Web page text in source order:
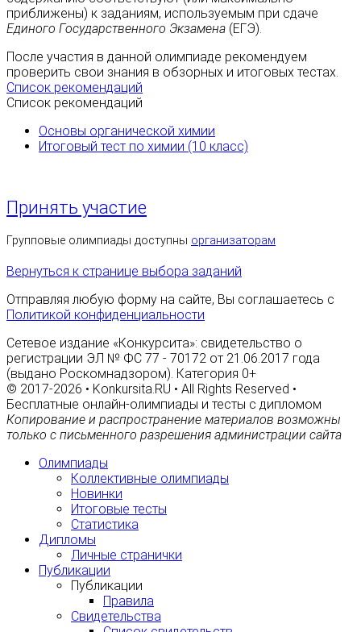
приближены) к заданиям, используемым при сдаче
Единого Государственного Экзамена (ЕГЭ).
После участия в данной олимпиаде рекомендуем
проверить свои знания в обзорных и итоговых тестах.
Список рекомендаций
Список рекомендаций
Основы органической химии
Итоговый тест по химии (10 класс)
Принять участие
Групповые олимпиады доступны организаторам
Вернуться к странице выбора заданий
Отправляя любую форму на сайте, Вы соглашаетесь с
Политикой конфиденциальности
Сетевое издание «Конкурсита»: свидетельство о
регистрации ЭЛ № ФС 77 - 70172 от 21.06.2017 года
(выдано Роскомнадзором). Категория 0+
© 2017-2026 • Konkursita.RU • All Rights Reserved •
Бесплатные онлайн-олимпиады и тесты с дипломом
Копирование и распространение материалов возможны
только с письменного разрешения администрации сайта
Олимпиады
Коллективные олимпиады
Новинки
Итоговые тесты
Статистика
Дипломы
Личные странички
Публикации
Публикации
Правила
Свидетельства